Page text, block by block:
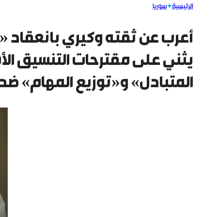
الرئيسية سوريا
يثني على مقترحات التنسيق
المتبادل» و«توزيع المهام» ضد